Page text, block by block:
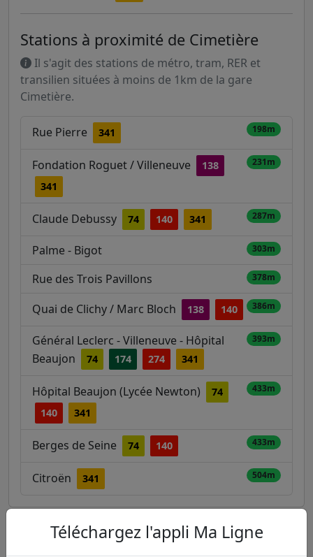
Stations à proximité de Cimetière
Il s'agit des stations de métro, tram, RER et
transilien situées à moins de 1km de la gare
Cimetière.
Rue Pierre 341 198m
Fondation Roguet / Villeneuve
138
341
231m
Claude Debussy 74 140 341 287m
Palme - Bigot 303m
Rue des Trois Pavillons 378m
Quai de Clichy / Marc Bloch 138 140 386m
Général Leclerc - Villeneuve - Hôpital
Beaujon
74 174 274 341
393m
Hôpital Beaujon (Lycée Newton)
74
140
341
433m
Berges de Seine 74 140 433m
Citroën 341 504m
Autres lignes
Téléchargez l'appli Ma Ligne